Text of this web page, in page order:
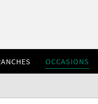
OCCASIONS